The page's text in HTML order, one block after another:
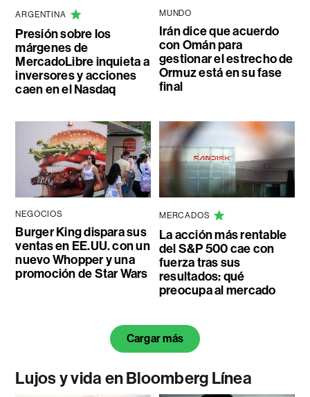
ARGENTINA
Presión sobre los
márgenes de
MercadoLibre inquieta a
inversores y acciones
caen en el Nasdaq
MUNDO
Irán dice que acuerdo
con Omán para
gestionar el estrecho de
Ormuz está en su fase
final
NEGOCIOS
Burger King dispara sus
ventas en EE.UU. con un
nuevo Whopper y una
promoción de Star Wars
MERCADOS
La acción más rentable
del S&P 500 cae con
fuerza tras sus
resultados: qué
preocupa al mercado
Cargar más
Lujos y vida en Bloomberg Línea